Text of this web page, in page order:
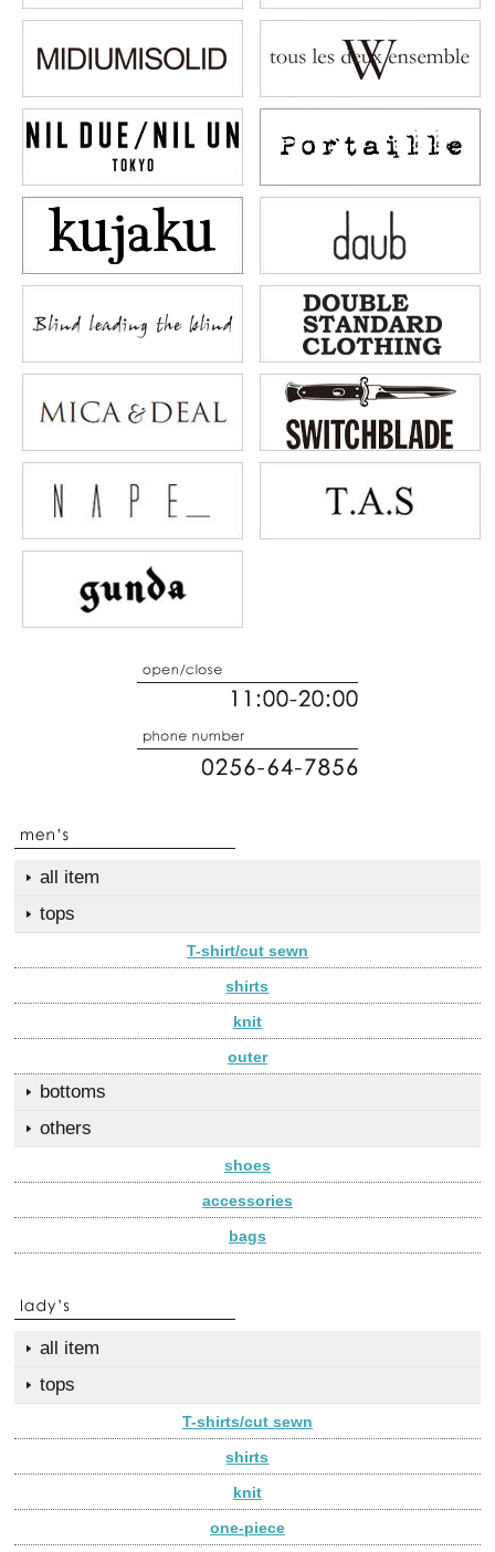
all item
tops
T-shirt/cut sewn
shirts
knit
outer
bottoms
others
shoes
accessories
bags
all item
tops
T-shirts/cut sewn
shirts
knit
one-piece